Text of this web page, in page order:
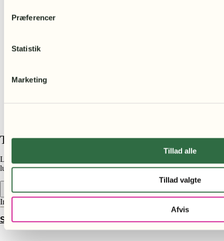
Præferencer
Statistik
Marketing
Tillad alle
Tillad valgte
Afvis
Tilføj din overskrift her
Lorem ipsum dolor sit amet, consectetur adipiscing elit. Ut elit tellus,
luctus nec ullamcorper mattis, pulvinar dapibus leo.
Indkøbskurv
STØT SKOVENE